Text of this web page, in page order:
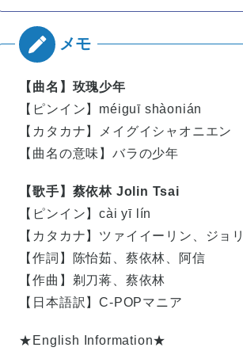
【曲名】玫瑰少年
【ピンイン】méiguī shàonián
【カタカナ】メイグイシャオニエン
【曲名の意味】バラの少年
【歌手】蔡依林 Jolin Tsai
【ピンイン】cài yī lín
【カタカナ】ツァイイーリン、ジョ
【作詞】陈怡茹、蔡依林、阿信
【作曲】剃刀蒋、蔡依林
【日本語訳】C-POPマニア
★English Information★